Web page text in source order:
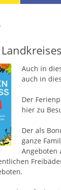
Auch in
auch in
Der
hier zu
Der als
ganze
Angeboten